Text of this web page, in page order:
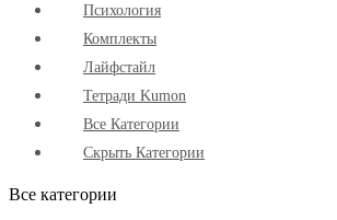
Психология
Комплекты
Лайфстайл
Тетради Kumon
Все Категории
Скрыть Категории
Все категории